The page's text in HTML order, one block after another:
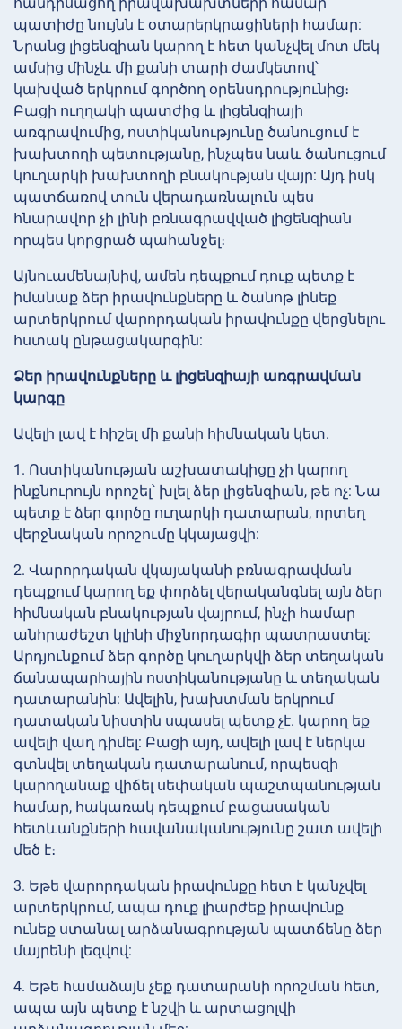
հանդիսացող իրավախախտների համար
պատիժը նույնն է օտարերկրացիների համար:
Նրանց լիցենզիան կարող է հետ կանչվել մոտ մեկ
ամսից մինչև մի քանի տարի ժամկետով՝
կախված երկրում գործող օրենսդրությունից։
Բացի ուղղակի պատժից և լիցենզիայի
առգրավումից, ոստիկանությունը ծանուցում է
խախտողի պետությանը, ինչպես նաև ծանուցում
կուղարկի խախտողի բնակության վայր: Այդ իսկ
պատճառով տուն վերադառնալուն պես
հնարավոր չի լինի բռնագրավված լիցենզիան
որպես կորցրած պահանջել։
Այնուամենայնիվ, ամեն դեպքում դուք պետք է
իմանաք ձեր իրավունքները և ծանոթ լինեք
արտերկրում վարորդական իրավունքը վերցնելու
հստակ ընթացակարգին:
Ձեր իրավունքները և լիցենզիայի առգրավման
կարգը
Ավելի լավ է հիշել մի քանի հիմնական կետ.
1. Ոստիկանության աշխատակիցը չի կարող
ինքնուրույն որոշել՝ խլել ձեր լիցենզիան, թե ոչ: Նա
պետք է ձեր գործը ուղարկի դատարան, որտեղ
վերջնական որոշումը կկայացվի:
2. Վարորդական վկայականի բռնագրավման
դեպքում կարող եք փորձել վերականգնել այն ձեր
հիմնական բնակության վայրում, ինչի համար
անհրաժեշտ կլինի միջնորդագիր պատրաստել:
Արդյունքում ձեր գործը կուղարկվի ձեր տեղական
ճանապարհային ոստիկանությանը և տեղական
դատարանին: Ավելին, խախտման երկրում
դատական նիստին սպասել պետք չէ. կարող եք
ավելի վաղ դիմել: Բացի այդ, ավելի լավ է ներկա
գտնվել տեղական դատարանում, որպեսզի
կարողանաք վիճել սեփական պաշտպանության
համար, հակառակ դեպքում բացասական
հետևանքների հավանականությունը շատ ավելի
մեծ է։
3. Եթե վարորդական իրավունքը հետ է կանչվել
արտերկրում, ապա դուք լիարժեք իրավունք
ունեք ստանալ արձանագրության պատճենը ձեր
մայրենի լեզվով:
4. Եթե համաձայն չեք դատարանի որոշման հետ,
ապա այն պետք է նշվի և արտացոլվի